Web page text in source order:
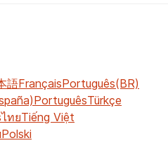
語FrançaisPortuguês(BR)
PortuguêsTürkçe
ไทยTiếng Việt
Polski